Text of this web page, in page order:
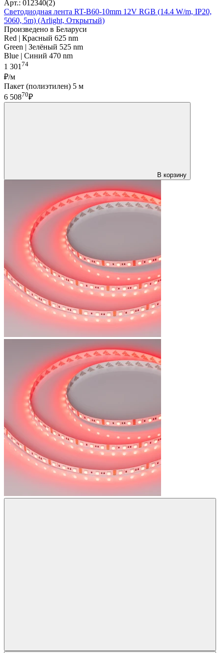
Арт.: 012340(2)
Светодиодная лента RT-B60-10mm 12V RGB (14.4 W/m, IP20,
5060, 5m) (Arlight, Открытый)
Произведено в Беларуси
Red | Красный 625 nm
Green | Зелёный 525 nm
Blue | Синий 470 nm
1 301 74
₽/м
Пакет (полиэтилен) 5 м
6 50870₽
В корзину